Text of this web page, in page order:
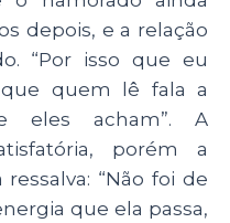
depois, e a relação
“Por isso que eu
quem lê fala a
eles acham”. A
porém a
“Não foi de
que ela passa,